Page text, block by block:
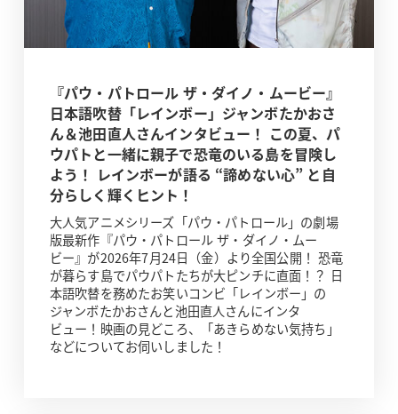
『パウ・パトロール ザ・ダイノ・ムービー』
日本語吹替「レインボー」ジャンボたかおさ
ん＆池田直人さんインタビュー！ この夏、パ
ウパトと一緒に親子で恐竜のいる島を冒険し
よう！ レインボーが語る “諦めない心” と自
分らしく輝くヒント！
大人気アニメシリーズ「パウ・パトロール」の劇場
版最新作『パウ・パトロール ザ・ダイノ・ムー
ビー』が2026年7月24日（金）より全国公開！ 恐竜
が暮らす島でパウパトたちが大ピンチに直面！？ 日
本語吹替を務めたお笑いコンビ「レインボー」の
ジャンボたかおさんと池田直人さんにインタ
ビュー！映画の見どころ、「あきらめない気持ち」
などについてお伺いしました！